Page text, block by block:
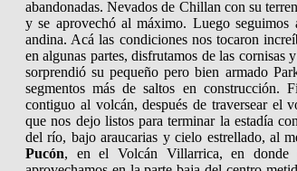
abandonadas. Nevados de Chillan con su
y se aprovechó al máximo. Luego seguimos
andina. Acá las condiciones nos tocaron
en algunas partes, disfrutamos de las
sorprendió su pequeño pero bien armado
segmentos más de saltos en
contiguo al volcán, después de traversear el
que nos dejo listos para terminar la estadía
del río, bajo araucarias y cielo estrellado, al
Pucón, en el Volcán Villarrica, en